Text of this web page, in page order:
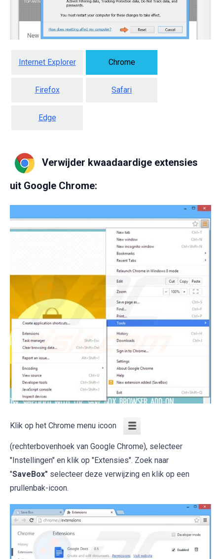
Internet Explorer Chrome
Firefox Safari
Edge
Verwijder kwaadaardige extensies
uit Google Chrome:
Klik op het Chrome menu icoon
(rechterbovenhoek van Google Chrome), selecteer
"Instellingen" en klik op "Extensies". Zoek naar
"SaveBox" selecteer deze verwijzing en klik op een
prullenbak-icoon.